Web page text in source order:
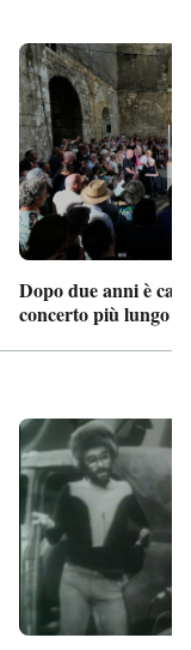
Dopo due anni è
concerto più lungo